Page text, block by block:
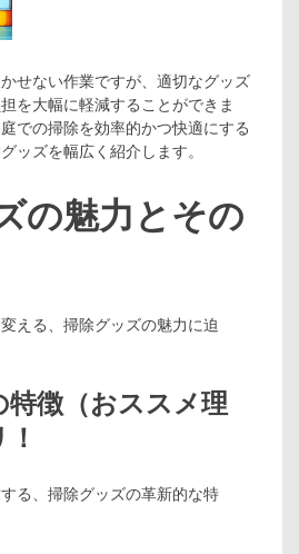
せない作業ですが、適切なグッズ
を大幅に軽減することができま
での掃除を効率的かつ快適にする
ッズを幅広く紹介します。
の魅力とその
える、掃除グッズの魅力に迫
徴（おススメ理
する、掃除グッズの革新的な特